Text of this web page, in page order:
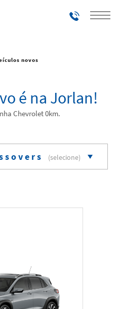
Telefones
novos
é na Jorlan!
Chevrolet 0km.